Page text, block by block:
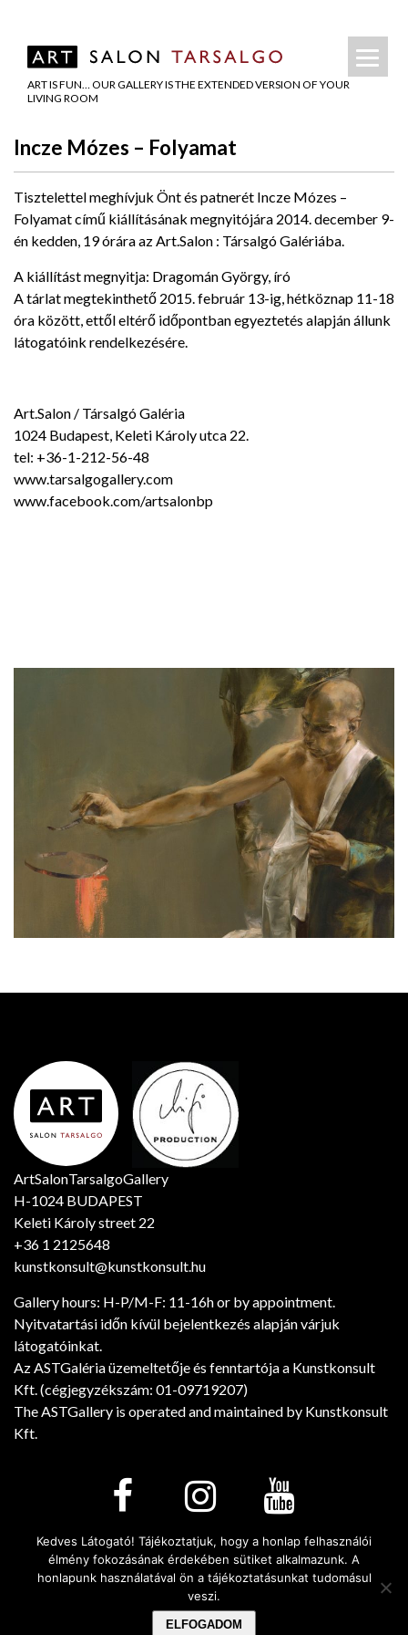
ART IS FUN… OUR GALLERY IS THE EXTENDED VERSION OF YOUR
LIVING ROOM
Incze Mózes – Folyamat
Tisztelettel meghívjuk Önt és patnerét Incze Mózes –
Folyamat című kiállításának megnyitójára 2014. december 9-
én kedden, 19 órára az Art.Salon : Társalgó Galériába.
A kiállítást megnyitja: Dragomán György, író
A tárlat megtekinthető 2015. február 13-ig, hétköznap 11-18
óra között, ettől eltérő időpontban egyeztetés alapján állunk
látogatóink rendelkezésére.
Art.Salon / Társalgó Galéria
1024 Budapest, Keleti Károly utca 22.
tel: +36-1-212-56-48
www.tarsalgogallery.com
www.facebook.com/artsalonbp
ArtSalonTarsalgoGallery
H-1024 BUDAPEST
Keleti Károly street 22
+36 1 2125648
kunstkonsult@kunstkonsult.hu
Gallery hours: H-P/M-F: 11-16h or by appointment.
Nyitvatartási időn kívül bejelentkezés alapján várjuk
látogatóinkat.
Az ASTGaléria üzemeltetője és fenntartója a Kunstkonsult
Kft. (cégjegyzékszám: 01-09719207)
The ASTGallery is operated and maintained by Kunstkonsult
Kft.
Minden jog fenntartva! © 2026. - Art Salon Társalgó
Galéria
Kedves Látogató! Tájékoztatjuk, hogy a honlap felhasználói
élmény fokozásának érdekében sütiket alkalmazunk. A
honlapunk használatával ön a tájékoztatásunkat tudomásul
veszi.
ELFOGADOM